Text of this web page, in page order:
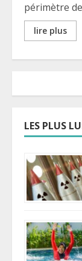
périmètre
lire plus
LES PLUS